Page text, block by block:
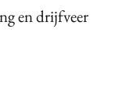
en drijfveer